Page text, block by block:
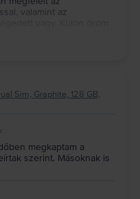
valamint az
kívánunk sok
Sim, Graphite, 128 GB,
megkaptam a
szerint. Másoknak is